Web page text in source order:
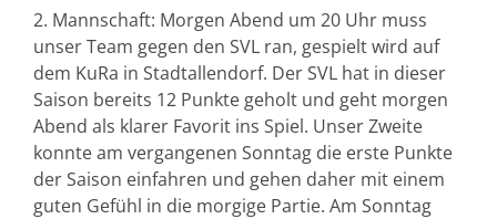
2. Mannschaft: Morgen Abend um 20 Uhr muss
unser Team gegen den SVL ran, gespielt wird auf
dem KuRa in Stadtallendorf. Der SVL hat in dieser
Saison bereits 12 Punkte geholt und geht morgen
Abend als klarer Favorit ins Spiel. Unser Zweite
konnte am vergangenen Sonntag die erste Punkte
der Saison einfahren und gehen daher mit einem
guten Gefühl in die morgige Partie. Am Sonntag